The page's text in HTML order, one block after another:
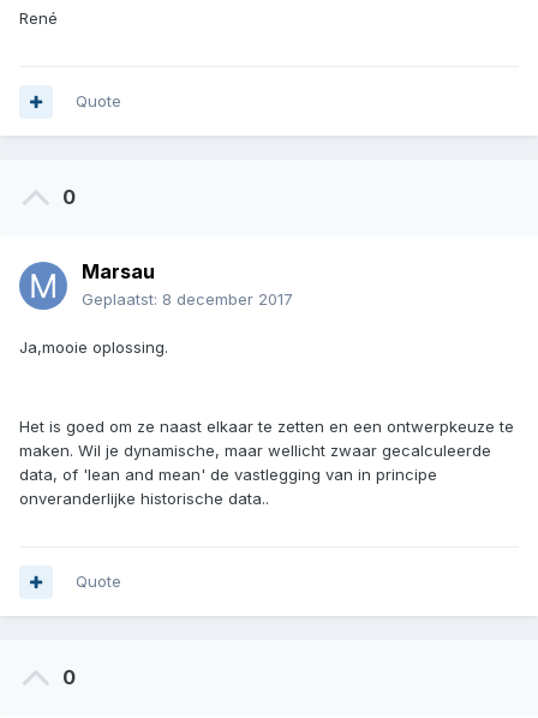
René
Quote
0
Marsau
Geplaatst: 8 december 2017
Ja,mooie oplossing.
Het is goed om ze naast elkaar te zetten en een ontwerpkeuze te
maken. Wil je dynamische, maar wellicht zwaar gecalculeerde
data, of 'lean and mean' de vastlegging van in principe
onveranderlijke historische data..
Quote
0